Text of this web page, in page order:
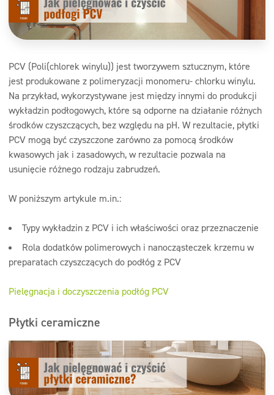
PCV (Poli(chlorek winylu)) jest tworzywem sztucznym, które
jest produkowane z polimeryzacji monomeru- chlorku winylu.
Na przykład, wykorzystywane jest między innymi do produkcji
wykładzin podłogowych, które są odporne na działanie różnych
środków czyszczących, bez względu na pH. W rezultacie, płytki
PCV mogą być czyszczone zarówno za pomocą środków
kwasowych jak i zasadowych, w rezultacie pozwala na
usunięcie różnego rodzaju zabrudzeń.
W poniższym artykule m.in.:
Typy wykładzin z PCV i ich właściwości oraz przeznaczenie
Rola dodatków polimerowych i nanocząsteczek krzemu w
preparatach czyszczących do podłóg z PCV
Pielęgnacja i doczyszczenia podłóg PCV
Płytki ceramiczne